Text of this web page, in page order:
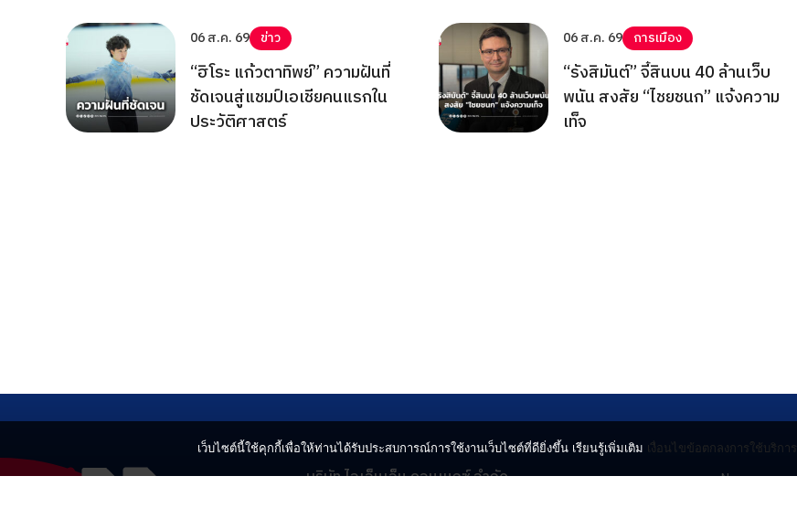
06 ส.ค. 69 ข่าว
“ฮิโระ แก้วตาทิพย์” ความฝันที่
ชัดเจนสู่แชมป์เอเชียคนแรกใน
ประวัติศาสตร์
06 ส.ค. 69 การเมือง
“รังสิมันต์” จี้สินบน 40 ล้านเว็บ
พนัน สงสัย “ไชยชนก” แจ้งความ
เท็จ
บริษัท ไอเอ็นเอ็น คอนเนกซ์ จำกัด
News
เว็บไซต์นี้ใช้คุกกี้เพื่อให้ท่านได้รับประสบการณ์การใช้งานเว็บไซต์ที่ดียิ่งขึ้น เรียนรู้เพิ่มเติม เงื่อนไขข้อตกลงการใช้บริการ